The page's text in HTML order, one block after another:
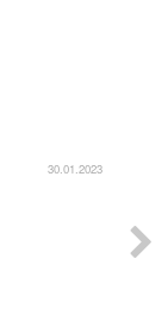
30.01.2023